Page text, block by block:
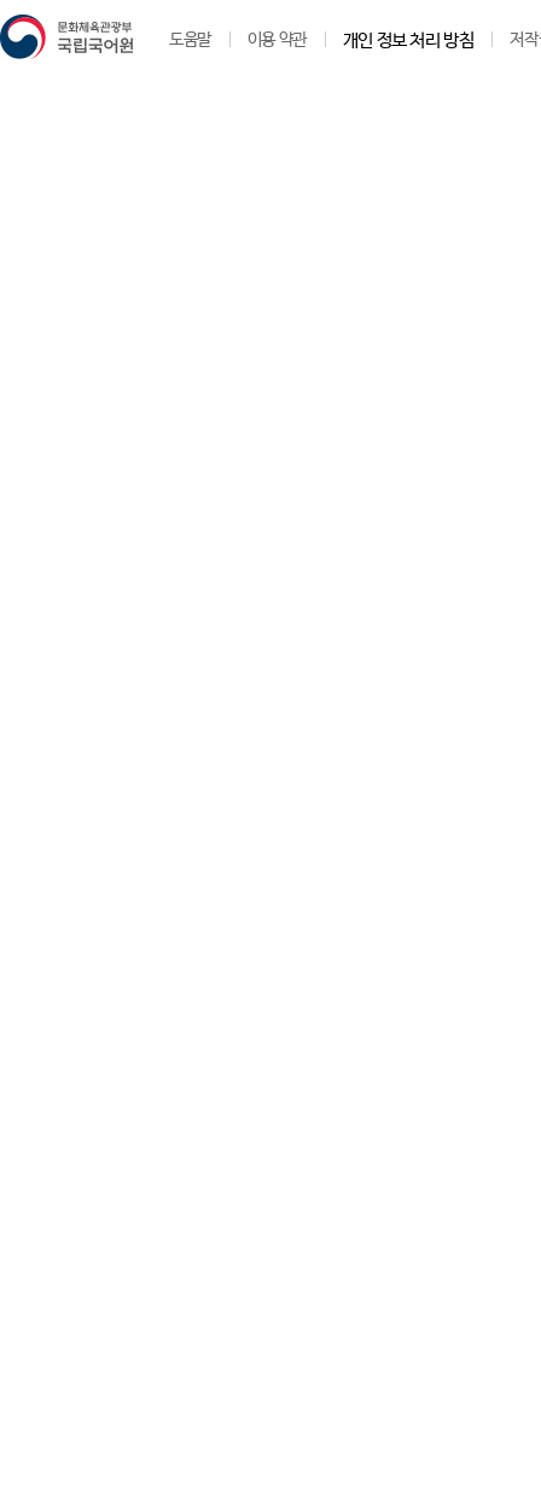
도움말 이용 약관 개인 정보 처리 방침 저